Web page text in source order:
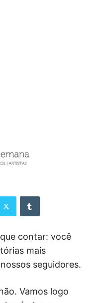
contar: você
mais
seguidores.
Vamos logo